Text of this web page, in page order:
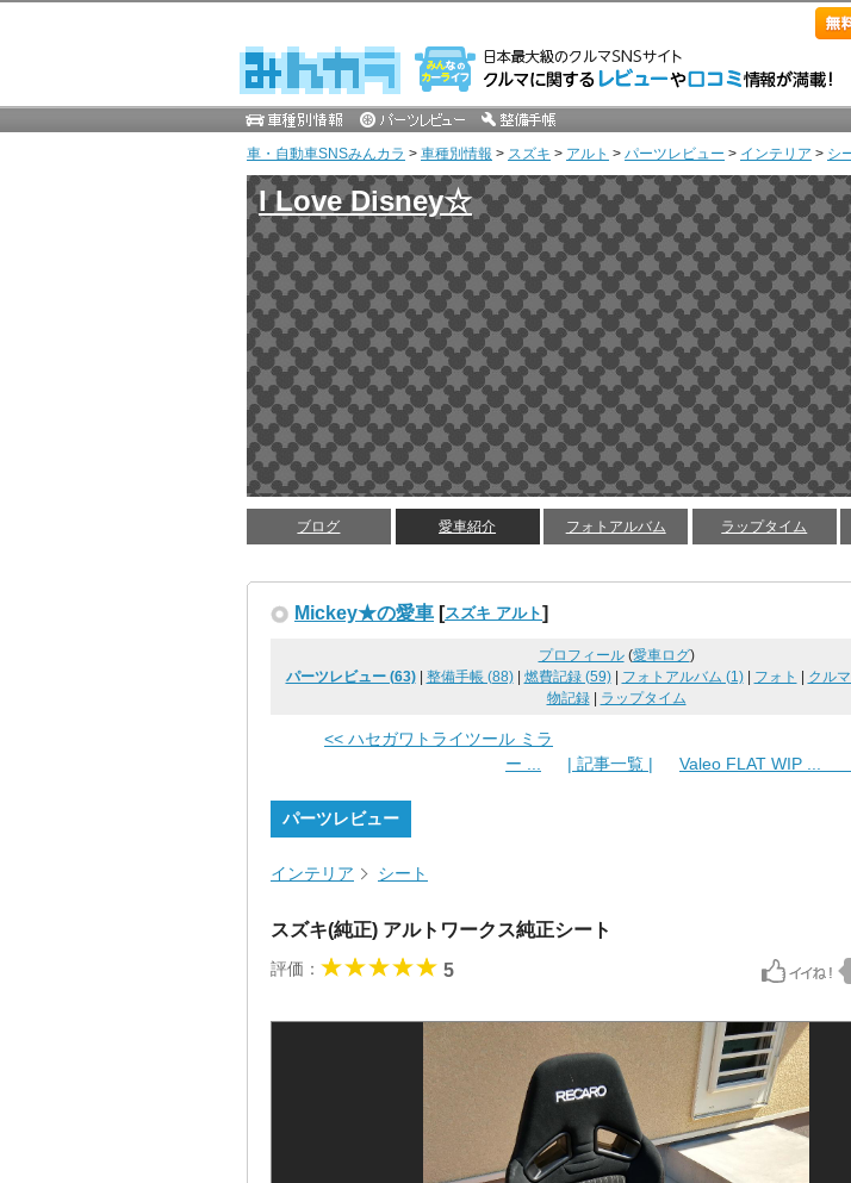
車・自動車SNSみんカラ > 車種別情報 > スズキ > アルト > パーツレビュー > インテリア > シ
I Love Disney☆
ブログ 愛車紹介 フォトアルバム ラップタイム
Mickey★の愛車 [スズキ アルト]
プロフィール(愛車ログ)
パーツレビュー (63)| 整備手帳 (88)| 燃費記録 (59)| フォトアルバム (1)| フォト クル
物記録| ラップタイム
<< ハセガワトライツール ミラ
ー ...
| 記事一覧 | Valeo FLAT
パーツレビュー
インテリア シート
スズキ(純正) アルトワークス純正シート
評価： 5